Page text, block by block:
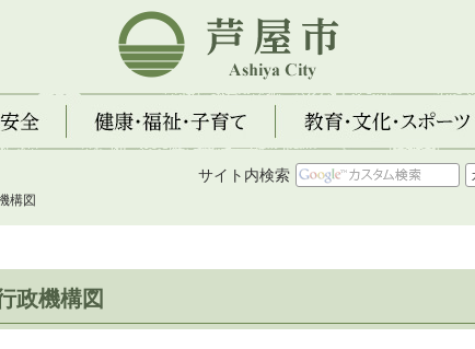
芦屋市
健康・福祉・子育て 教育・文化・スポーツ
サイト内検索
構図
政機構図